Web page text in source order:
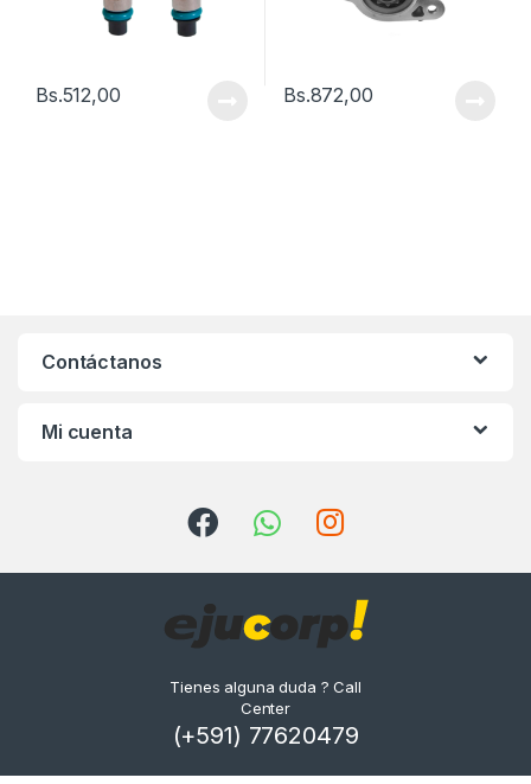
Bs.512,00 Bs.872,00
Contáctanos
Mi cuenta
Tienes alguna duda ? Call
Center
(+591) 77620479